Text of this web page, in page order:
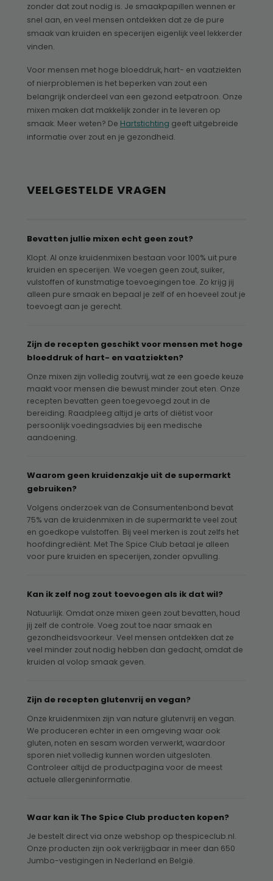
zonder dat zout nodig is. Je smaakpapillen wennen er
snel aan, en veel mensen ontdekken dat ze de pure
smaak van kruiden en specerijen eigenlijk veel lekkerder
vinden.
Voor mensen met hoge bloeddruk, hart- en vaatziekten
of nierproblemen is het beperken van zout een
belangrijk onderdeel van een gezond eetpatroon. Onze
mixen maken dat makkelijk zonder in te leveren op
smaak. Meer weten? De Hartstichting geeft uitgebreide
informatie over zout en je gezondheid.
VEELGESTELDE VRAGEN
Bevatten jullie mixen echt geen zout?
Klopt. Al onze kruidenmixen bestaan voor 100% uit pure
kruiden en specerijen. We voegen geen zout, suiker,
vulstoffen of kunstmatige toevoegingen toe. Zo krijg jij
alleen pure smaak en bepaal je zelf of en hoeveel zout je
toevoegt aan je gerecht.
Zijn de recepten geschikt voor mensen met hoge
bloeddruk of hart- en vaatziekten?
Onze mixen zijn volledig zoutvrij, wat ze een goede keuze
maakt voor mensen die bewust minder zout eten. Onze
recepten bevatten geen toegevoegd zout in de
bereiding. Raadpleeg altijd je arts of diëtist voor
persoonlijk voedingsadvies bij een medische
aandoening.
Waarom geen kruidenzakje uit de supermarkt
gebruiken?
Volgens onderzoek van de Consumentenbond bevat
75% van de kruidenmixen in de supermarkt te veel zout
en goedkope vulstoffen. Bij veel merken is zout zelfs het
hoofdingrediënt. Met The Spice Club betaal je alleen
voor pure kruiden en specerijen, zonder opvulling.
Kan ik zelf nog zout toevoegen als ik dat wil?
Natuurlijk. Omdat onze mixen geen zout bevatten, houd
jij zelf de controle. Voeg zout toe naar smaak en
gezondheidsvoorkeur. Veel mensen ontdekken dat ze
veel minder zout nodig hebben dan gedacht, omdat de
kruiden al volop smaak geven.
Zijn de recepten glutenvrij en vegan?
Onze kruidenmixen zijn van nature glutenvrij en vegan.
We produceren echter in een omgeving waar ook
gluten, noten en sesam worden verwerkt, waardoor
sporen niet volledig kunnen worden uitgesloten.
Controleer altijd de productpagina voor de meest
actuele allergeninformatie.
Waar kan ik The Spice Club producten kopen?
Je bestelt direct via onze webshop op thespiceclub.nl.
Onze producten zijn ook verkrijgbaar in meer dan 650
Jumbo-vestigingen in Nederland en België.